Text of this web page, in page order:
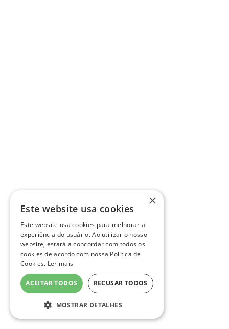
×
Este website usa cookies
Este website usa cookies para melhorar a
experiência do usuário. Ao utilizar o nosso
website, estará a concordar com todos os
cookies de acordo com nossa Política de
Cookies. Ler mais
ACEITAR TODOS RECUSAR TODOS
MOSTRAR DETALHES